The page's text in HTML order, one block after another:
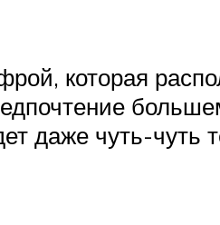
которая
даже чуть-чуть